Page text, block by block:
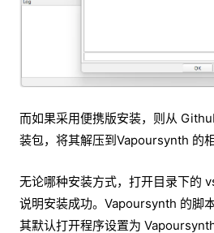
而如果采用便携版安装，则从
装包，将其解压到Vapoursynth 的相
无论哪种安装方式，打开目录下的
说明安装成功。Vapoursynth 的脚
其默认打开程序设置为